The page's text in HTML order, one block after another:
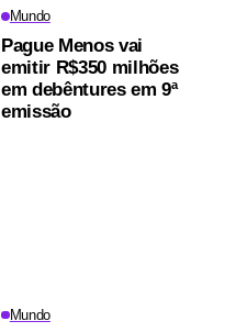
Mundo
Pague Menos vai
emitir R$350 milhões
em debêntures em 9ª
emissão
Mundo